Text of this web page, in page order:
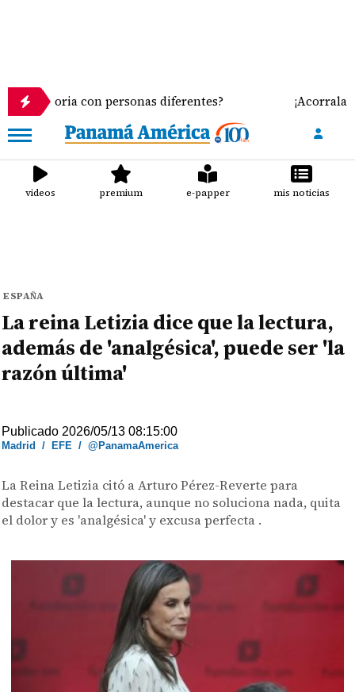
con personas diferentes? ¡Acorralados!
videos premium e-papper mis noticias
ESPAÑA
La reina Letizia dice que la lectura,
además de 'analgésica', puede ser 'la
razón última'
Publicado 2026/05/13 08:15:00
Madrid / EFE /@PanamaAmerica
La Reina Letizia citó a Arturo Pérez-Reverte para
destacar que la lectura, aunque no soluciona nada, quita
el dolor y es 'analgésica' y excusa perfecta .